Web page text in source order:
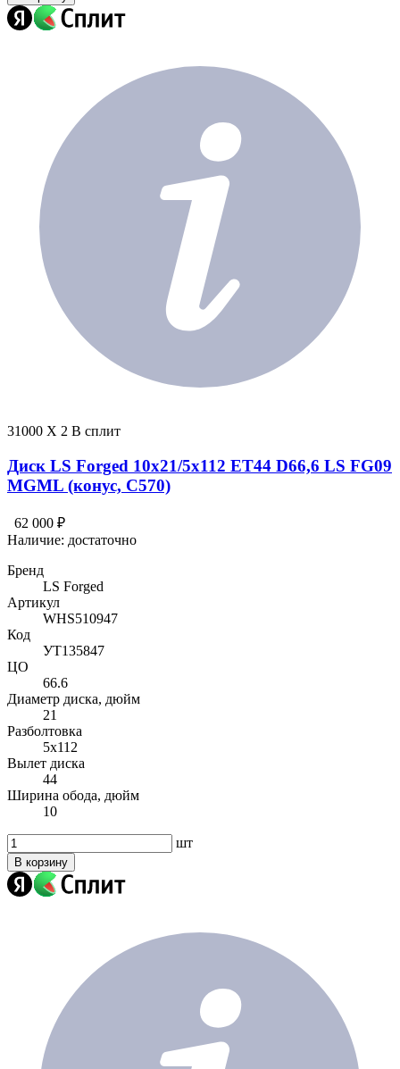
31000 X 2 В сплит
Диск LS Forged 10x21/5x112 ET44 D66,6 LS FG09
MGML (конус, C570)
62 000 ₽
Наличие: достаточно
Бренд
LS Forged
Артикул
WHS510947
Код
УТ135847
ЦО
66.6
Диаметр диска, дюйм
21
Разболтовка
5x112
Вылет диска
44
Ширина обода, дюйм
10
шт
В корзину